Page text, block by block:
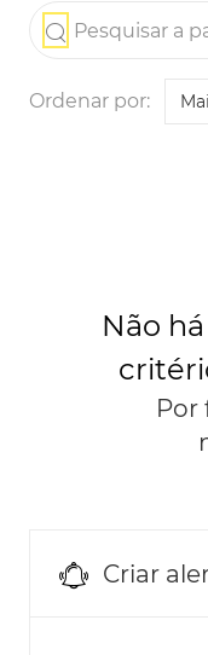
the results are
Pesquisar a partir
Ordenar por:
Não
Por
Criar